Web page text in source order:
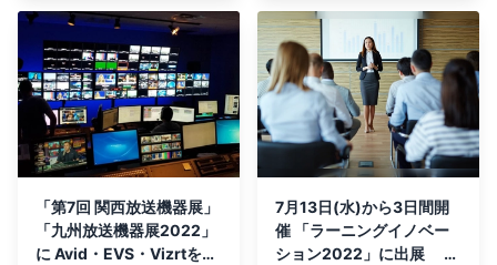
「第7回 関西放送機器展」
「九州放送機器展2022」
に Avid・EVS・Vizrtを出
7月13日(水)から3日間開
催 「ラーニングイノベー
ション2022」に出展 働